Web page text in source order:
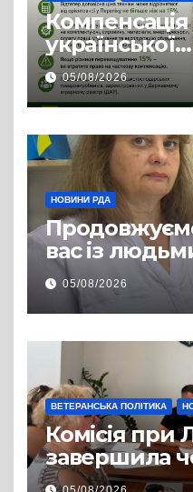
Компенсація
української
змінилося
05/08/2026
НОВИНИ РДА
вас із
захисникам
життя
05/08/2026
ВЕТЕРАНСЬКА ПОЛІТИКА
Комісія при
завершила
співбесіди та